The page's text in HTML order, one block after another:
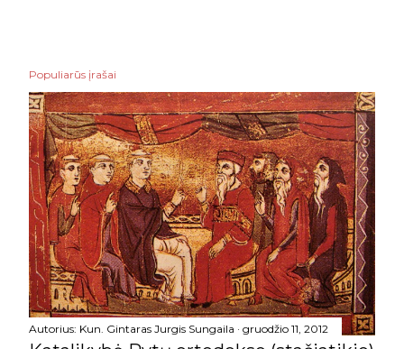
Populiarūs įrašai
Autorius: Kun. Gintaras Jurgis Sungaila gruodžio 11, 2012